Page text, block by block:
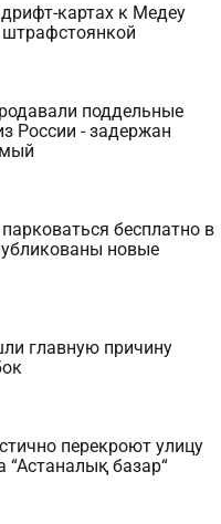
картах к Медеу
штрафстоянкой
поддельные
России - задержан
бесплатно в
новые
главную причину
перекроют улицу
“Астаналық базар“